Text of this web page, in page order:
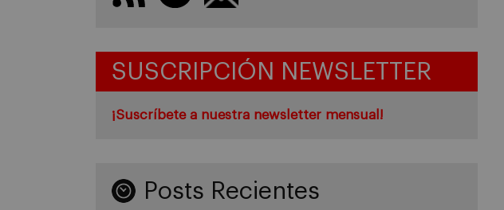
SUSCRIPCIÓN NEWSLETTER
¡Suscríbete a nuestra newsletter mensual!
Posts Recientes